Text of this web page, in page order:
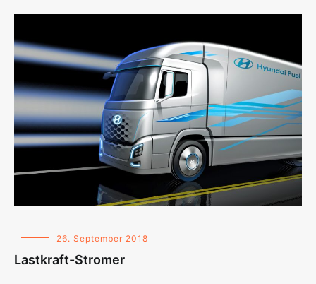
26. September 2018
Lastkraft-Stromer